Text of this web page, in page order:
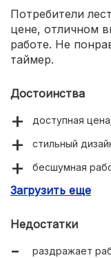
Потребители
цене, отличном
работе. Не
таймер.
Достоинства
доступная цена;
стильный
бесшумная
поворотный
Загрузить еще
Недостатки
раздражает